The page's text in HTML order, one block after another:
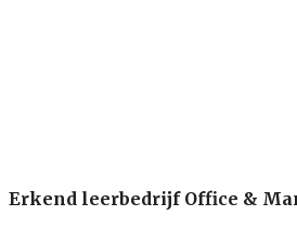
Erkend leerbedrijf Office &